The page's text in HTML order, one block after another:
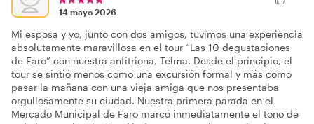
14 mayo 2026
Mi esposa y yo, junto con dos amigos, tuvimos una experiencia
absolutamente maravillosa en el tour “Las 10 degustaciones
de Faro” con nuestra anfitriona, Telma. Desde el principio, el
tour se sintió menos como una excursión formal y más como
pasar la mañana con una vieja amiga que nos presentaba
orgullosamente su ciudad. Nuestra primera parada en el
Mercado Municipal de Faro marcó inmediatamente el tono de